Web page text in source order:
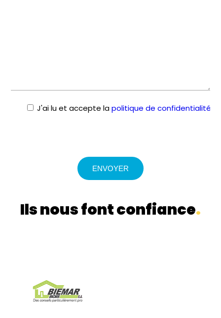
J'ai lu et accepte lapolitique de confidentialité
Ils nous font confiance.